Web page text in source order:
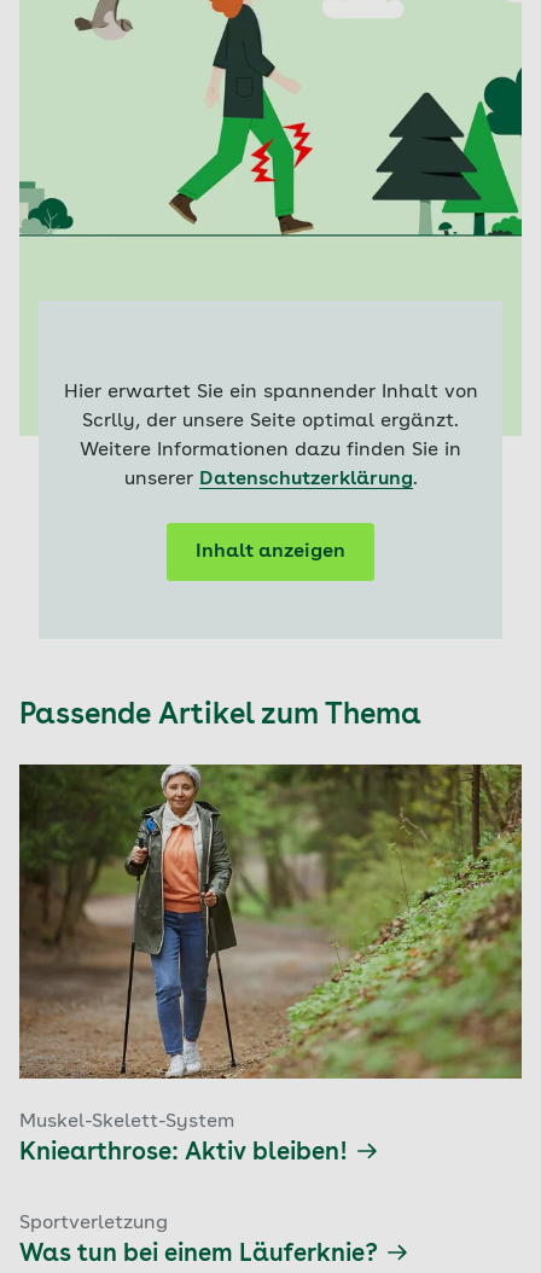
Hier erwartet Sie ein spannender Inhalt von
Scrlly, der unsere Seite optimal ergänzt.
Weitere Informationen dazu finden Sie in
unserer Datenschutzerklärung.
Inhalt anzeigen
Passende Artikel zum Thema
Muskel-Skelett-System
Kniearthrose: Aktiv bleiben!
Sportverletzung
Was tun bei einem Läuferknie?